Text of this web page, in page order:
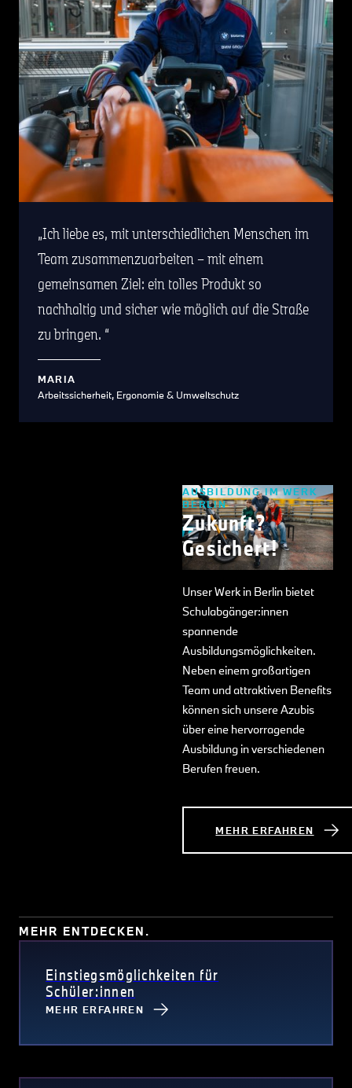
Ich liebe es, mit unterschiedlichen Menschen im
Team zusammenzuarbeiten – mit einem
gemeinsamen Ziel: ein tolles Produkt so
nachhaltig und sicher wie möglich auf die Straße
zu bringen.
MARIA
Arbeitssicherheit, Ergonomie & Umweltschutz
AUSBILDUNG IM WERK
BERLIN
Zukunft?
Gesichert!
Unser Werk in Berlin bietet
Schulabgänger:innen
spannende
Ausbildungsmöglichkeiten.
Neben einem großartigen
Team und attraktiven Benefits
können sich unsere Azubis
über eine hervorragende
Ausbildung in verschiedenen
Berufen freuen.
MEHR ERFAHREN
MEHR ENTDECKEN.
Einstiegsmöglichkeiten für
Schüler:innen
MEHR ERFAHREN